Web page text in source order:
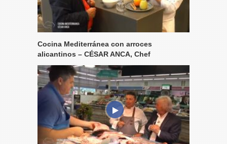
Cocina Mediterránea con arroces
alicantinos – CÉSAR ANCA, Chef